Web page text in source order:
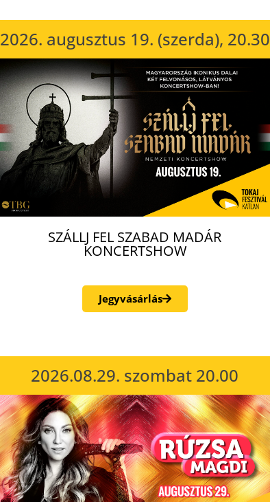
2026. augusztus 19. (szerda), 20.30
SZÁLLJ FEL SZABAD MADÁR
KONCERTSHOW
Jegyvásárlás
2026.08.29. szombat 20.00